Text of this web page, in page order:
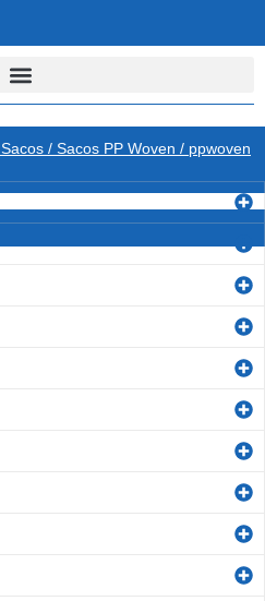
Sacos / Sacos PP Woven / ppwoven